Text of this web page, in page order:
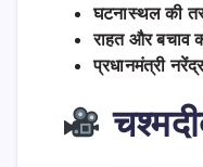
घटनास्थल की
राहत और बचाव
प्रधानमंत्री